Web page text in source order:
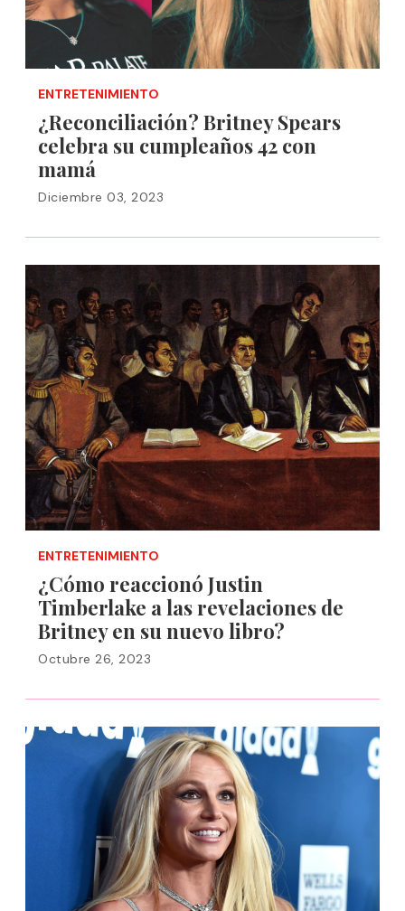
ENTRETENIMIENTO
¿Reconciliación? Britney Spears
celebra su cumpleaños 42 con
mamá
Diciembre 03, 2023
ENTRETENIMIENTO
¿Cómo reaccionó Justin
Timberlake a las revelaciones de
Britney en su nuevo libro?
Octubre 26, 2023